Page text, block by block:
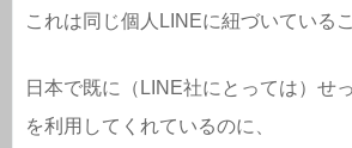
これは同じ個人LINEに紐づいている
日本で既に（LINE社にとっては）せ
を利用してくれているのに、